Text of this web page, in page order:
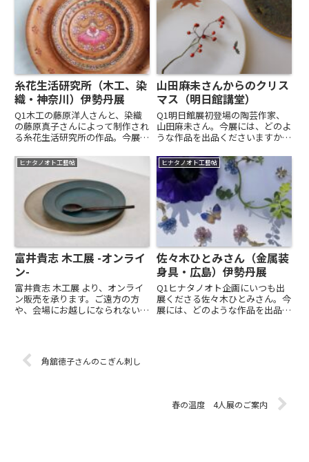
糸花生活研究所（木工、染
織・神奈川）伊勢丹展
Q1木工の藤原洋人さんと、染織
の藤原真子さんによって制作され
る糸花生活研究所の作品。今展に
すか？A1花や生き物に囲まれた
春の情景を、木工作品と織物作品
のなかに表現しました。春の花々
を描いた【ブローチ】小さな絵
画...
山田麻未さんからのクリス
マス（明日館講堂）
Q1明日館展初登場の陶芸作家、
山田麻未さん。今展には、どのよ
うな作品を出品くださいますか？
り始めた動物のプレート。妙な絵
心で1枚ずつ自由な気持ちで描い
ています。なんの動物か、当てて
みてください。小ぶりな二段重
ご...
ヒナタノオト工藝帖
富井貴志 木工展 -オンライ
ン-
富井貴志 木工展 より、オンライ
ン販売を承ります。ご遠方の方
や、会場にお越しになられない方
トア「ソラノノオト」作り手富井
貴志 木工家...
ヒナタノオト工藝帖
佐々木ひとみさん（金属装
身具・広島）伊勢丹展
Q1ヒナタノオト企画にいつも出
展くださる佐々木ひとみさん。今
展には、どのような作品を出品く
角舘徳子さんのこぎん刺し
春の温度 4人展のご案内